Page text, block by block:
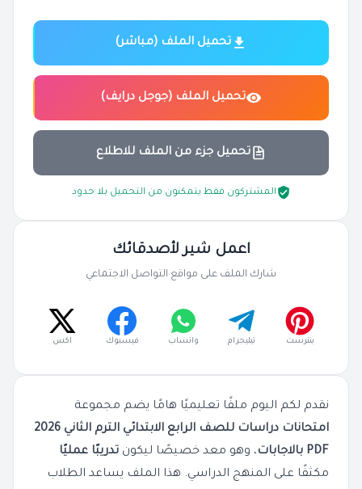
نقدم لكم اليوم ملفًا تعليميًا هامًا يضم مجموعة
امتحانات دراسات للصف الرابع الابتدائي الترم الثاني 2026
PDF بالاجابات
، وهو معد خصيصًا ليكون تدريبًا عمليًا
مكثفًا على المنهج الدراسي. هذا الملف يساعد الطلاب
تحميل الملف (مباشر)
تحميل الملف (جوجل درايف)
تحميل جزء من الملف للاطلاع
المشتركون فقط يتمكنون من التحميل بلا حدود
اعمل شير لأصدقائك
شارك الملف على مواقع التواصل الاجتماعي
بنترست تيليجرام واتساب فيسبوك اكس